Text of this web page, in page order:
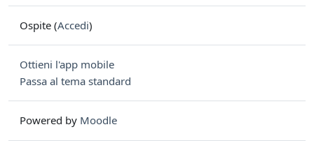
Ospite (Accedi)
Ottieni l'app mobile
Passa al tema standard
Powered by Moodle